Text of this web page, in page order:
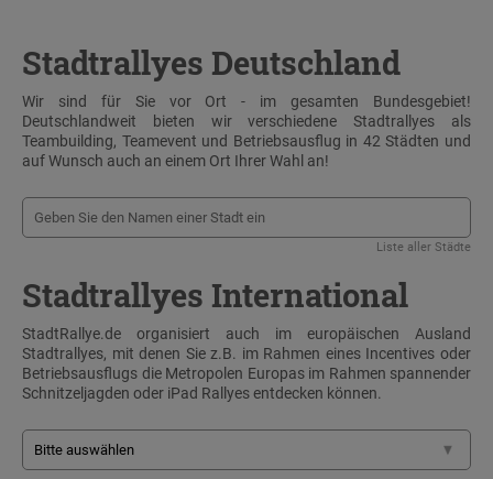
Stadtrallyes Deutschland
Wir sind für Sie vor Ort - im gesamten Bundesgebiet!
Deutschlandweit bieten wir verschiedene Stadtrallyes als
Teambuilding, Teamevent und Betriebsausflug in 42 Städten und
auf Wunsch auch an einem Ort Ihrer Wahl an!
Liste aller Städte
Stadtrallyes International
StadtRallye.de organisiert auch im europäischen Ausland
Stadtrallyes, mit denen Sie z.B. im Rahmen eines Incentives oder
Betriebsausflugs die Metropolen Europas im Rahmen spannender
Schnitzeljagden oder iPad Rallyes entdecken können.